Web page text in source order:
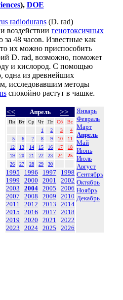
), DOE
radiodurans (D. rad)
и воздействии генотоксичных
за 48 часов. Известные как
их можно приспособить
D. rad, возможно, поможет
и кислород. С помощью
одна из древнейших
исследовавшим методы
спокойно растут в чашке.
<< Апрель >>
Пн Вт Ср Чт Пт Сб
Вс
1
2 3
4
5
6 7 8 9 10
11
12
13 14 15 16 17
18
19
20 21 22 23 24
25
26
27 28 29 30
1995 1996 1997
1998
1999
2000 2001
2002
2003
2004 2005
2006
2007
2008 2009
2010
2011
2012 2013
2014
2015
2016 2017
2018
2019
2020 2021
2022
2023
2024 2025 2026
Январь
Февраль
Март
Апрель
Май
Июнь
Июль
Август
Сентябрь
Октябрь
Ноябрь
Декабрь